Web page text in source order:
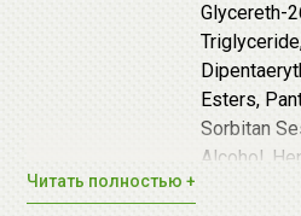
Содержит комплекс5
встраиваются в роговой
предотвращая испарение
эпидермис вредных
Дополнительные
Aquatide (Heptasodium
Glycereth-
Esters,
Sorbitan
Alcohol,
Читать полностью +